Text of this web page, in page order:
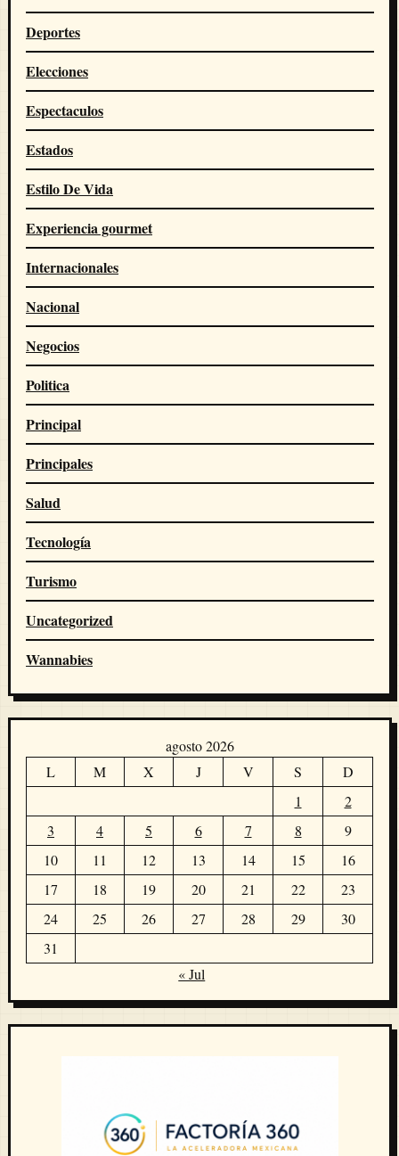
Deportes
Elecciones
Espectaculos
Estados
Estilo De Vida
Experiencia gourmet
Internacionales
Nacional
Negocios
Politica
Principal
Principales
Salud
Tecnología
Turismo
Uncategorized
Wannabies
agosto 2026
L
M X J V S
D
1
2
3
4 5 6 7 8
9
10
11 12 13 14 15
16
17
18 19 20 21 22
23
24
25 26 27 28 29
30
31
« Jul